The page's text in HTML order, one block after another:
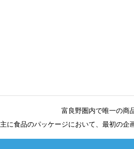
富良野圏内で唯一の商
主に食品のパッケージにおいて、最初の